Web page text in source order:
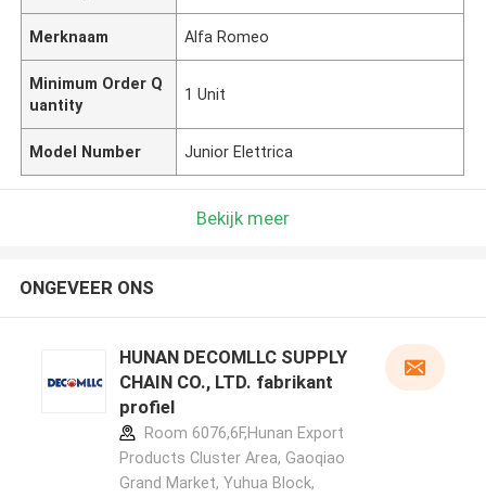
Merknaam Alfa Romeo
Minimum Order Q
uantity
1 Unit
Model Number Junior Elettrica
Bekijk meer
ONGEVEER ONS
HUNAN DECOMLLC SUPPLY
CHAIN CO., LTD. fabrikant
profiel
Room 6076,6F,Hunan Export
Products Cluster Area, Gaoqiao
Grand Market, Yuhua Block,